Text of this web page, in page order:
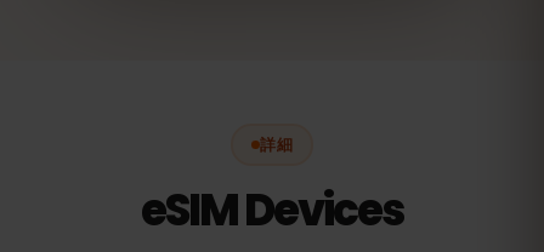
詳細
eSIM Devices